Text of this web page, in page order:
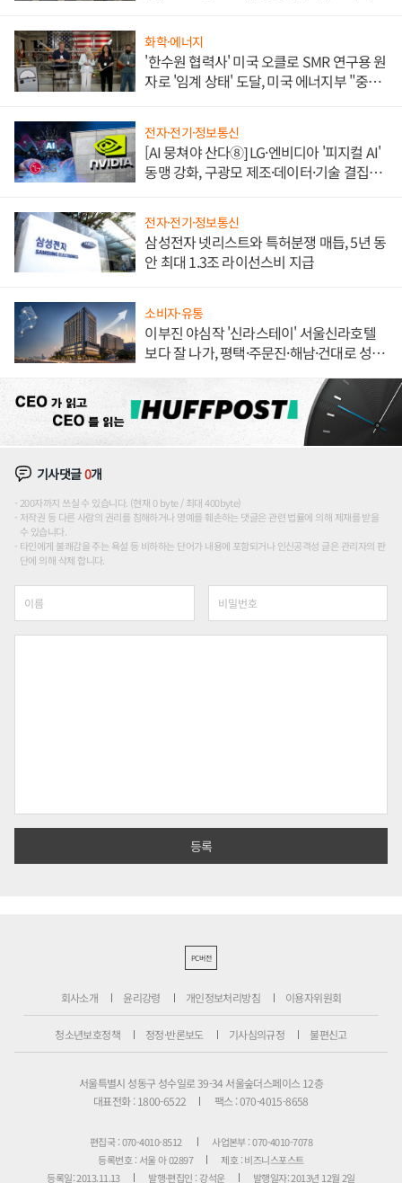
화학·에너지
'한수원 협력사' 미국 오클로 SMR 연구용 원
자로 '임계 상태' 도달, 미국 에너지부 "중요
전자·전기·정보통신
[AI 뭉쳐야 산다⑧] LG·엔비디아 '피지컬 AI'
동맹 강화, 구광모 제조·데이터·기술 결집
전자·전기·정보통신
삼성전자 넷리스트와 특허분쟁 매듭, 5년 동
안 최대 1.3조 라이선스비 지급
소비자·유통
이부진 야심작 '신라스테이' 서울신라호텔
보다 잘 나가, 평택·주문진·해남·건대로 성
기사댓글0개
200자까지 쓰실 수 있습니다. (현재 0 byte / 최대 400byte)
저작권 등 다른 사람의 권리를 침해하거나 명예를 훼손하는 댓글은 관련 법률에 의해 제재를 받을
수 있습니다.
타인에게 불쾌감을 주는 욕설 등 비하하는 단어가 내용에 포함되거나 인신공격성 글은 관리자의 판
단에 의해 삭제 합니다.
PC버전
회사소개 윤리강령 개인정보처리방침 이용자위원회
청소년보호정책 정정·반론보도 기사심의규정 불편신고
서울특별시 성동구 성수일로 39-34 서울숲더스페이스 12층
대표전화 : 1800-6522
팩스 : 070-4015-8658
편집국 : 070-4010-8512
사업본부 : 070-4010-7078
등록번호 : 서울 아 02897
제호 : 비즈니스포스트
등록일: 2013.11.13
발행·편집인 : 강석운 발행일자: 2013년 12월 2일